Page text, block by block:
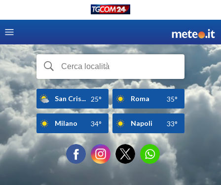
San Cris... 25° Roma 35°
Milano 34° Napoli 33°